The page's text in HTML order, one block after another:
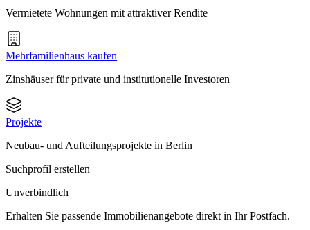
Vermietete Wohnungen mit attraktiver Rendite
Mehrfamilienhaus kaufen
Zinshäuser für private und institutionelle Investoren
Projekte
Neubau- und Aufteilungsprojekte in Berlin
Suchprofil erstellen
Unverbindlich
Erhalten Sie passende Immobilienangebote direkt in Ihr Postfach.